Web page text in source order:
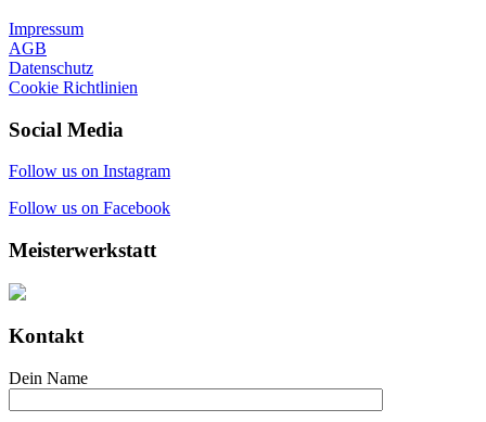
Impressum
AGB
Datenschutz
Cookie Richtlinien
Social Media
Follow us on Instagram
Follow us on Facebook
Meisterwerkstatt
Kontakt
Dein Name